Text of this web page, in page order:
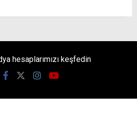
hesaplarımızı keşfedin